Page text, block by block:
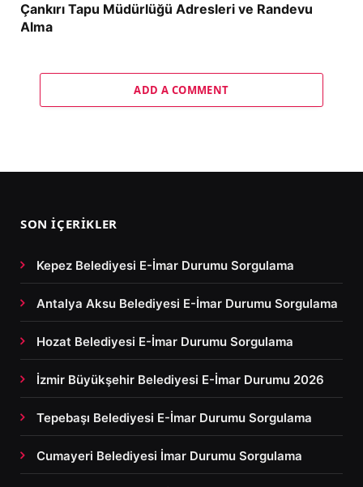
Çankırı Tapu Müdürlüğü Adresleri ve Randevu
Alma
ADD A COMMENT
SON İÇERIKLER
Kepez Belediyesi E-İmar Durumu Sorgulama
Antalya Aksu Belediyesi E-İmar Durumu Sorgulama
Hozat Belediyesi E-İmar Durumu Sorgulama
İzmir Büyükşehir Belediyesi E-İmar Durumu 2026
Tepebaşı Belediyesi E-İmar Durumu Sorgulama
Cumayeri Belediyesi İmar Durumu Sorgulama